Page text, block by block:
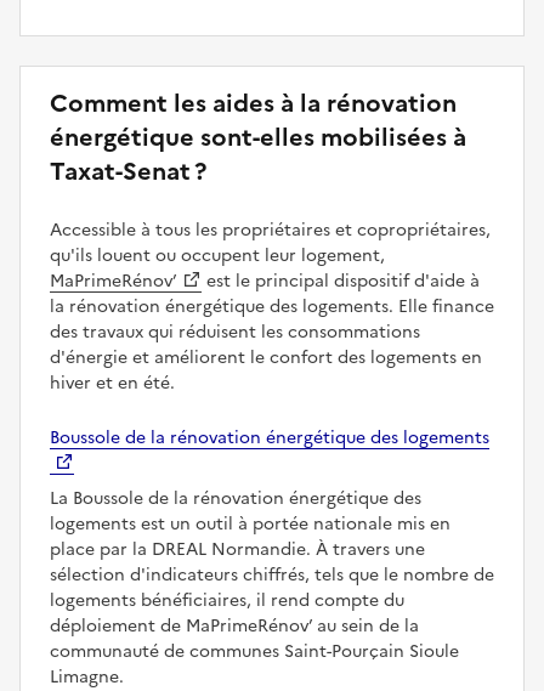
Comment les aides à la rénovation
énergétique sont-elles mobilisées à
Taxat-Senat ?
Accessible à tous les propriétaires et copropriétaires,
qu'ils louent ou occupent leur logement,
MaPrimeRénov’
est le principal dispositif d'aide à
la rénovation énergétique des logements. Elle finance
des travaux qui réduisent les consommations
d'énergie et améliorent le confort des logements en
hiver et en été.
Boussole de la rénovation énergétique des logements
La Boussole de la rénovation énergétique des
logements est un outil à portée nationale mis en
place par la DREAL Normandie. À travers une
sélection d'indicateurs chiffrés, tels que le nombre de
logements bénéficiaires, il rend compte du
déploiement de MaPrimeRénov’ au sein de la
communauté de communes Saint-Pourçain Sioule
Limagne.